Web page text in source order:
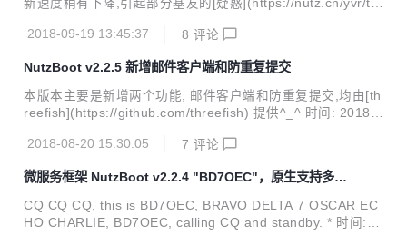
新速度稍有下降,引起部分基友的[疑惑](https://nutz.cn/yvr/t/7
-09-19 * 曲目: [nothing gonna change my love for you](htt
性: 兼容2.0.x/2.1.x/2.2.x * 变更: * update: tio升级到3.1.8.v2
0180818-RELEASE,减少依赖...
2018-09-19 13:45:37 8 评论
NutzBoot v2.2.5 新增邮件客户端和防重复提交
本版本主要是新增两个功能, 邮件客户端和防重复提交,均由[th
reefish](https://github.com/threefish) 提供^_^ 时间: 2018-0
x/2.2.x 变更: add: starter-email 邮件客户端 by threefish ad
h add: 在war打包模式下,支持warMain入口,解决自定义NbAp
p实例的需求
2018-08-20 15:30:05 7 评论
微服务框架 NutzBoot v2.2.4 "BD7OEC"，原生支持多数
据源
CQ CQ CQ, this is BD7OEC, BRAVO DELTA 7 OSCAR EC
HO CHARLIE, BD7OEC, calling CQ and standby. * 时间: 2